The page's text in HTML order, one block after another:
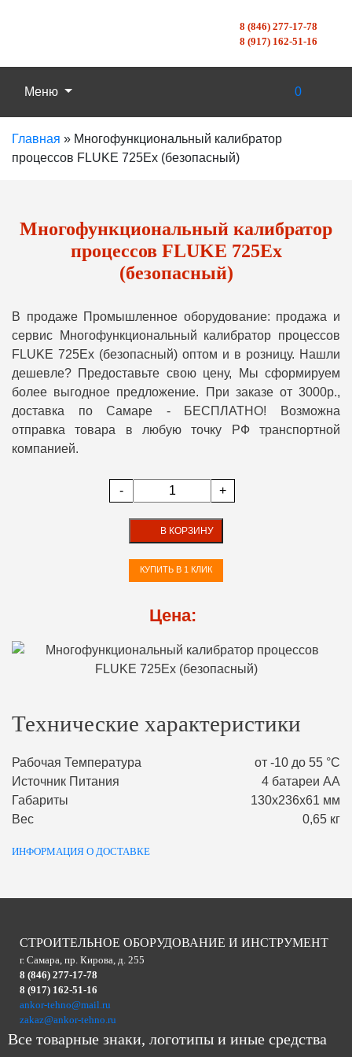
8 (846) 277-17-78
8 (917) 162-51-16
Меню 0
Главная » Многофункциональный калибратор
процессов FLUKE 725Ex (безопасный)
Многофункциональный калибратор
процессов FLUKE 725Ex
(безопасный)
В продаже Промышленное оборудование: продажа и
сервис Многофункциональный калибратор процессов
FLUKE 725Ex (безопасный) оптом и в розницу. Нашли
дешевле? Предоставьте свою цену, Мы сформируем
более выгодное предложение. При заказе от 3000р.,
доставка по Самаре - БЕСПЛАТНО! Возможна
отправка товара в любую точку РФ транспортной
компанией.
- +
В КОРЗИНУ
КУПИТЬ В 1 КЛИК
Цена:
Технические характеристики
Рабочая Температура
от -10 до 55 °С
Источник Питания
4 батареи АА
Габариты
130х236х61 мм
Вес
0,65 кг
ИНФОРМАЦИЯ О ДОСТАВКЕ
СТРОИТЕЛЬНОЕ ОБОРУДОВАНИЕ И ИНСТРУМЕНТ
г. Самара, пр. Кирова, д. 255
8 (846) 277-17-78
8 (917) 162-51-16
ankor-tehno@mail.ru
zakaz@ankor-tehno.ru
Все товарные знаки, логотипы и иные средства